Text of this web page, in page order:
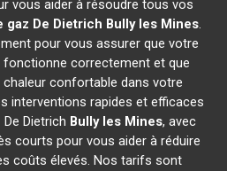
vous aider à résoudre tous vos
gaz De Dietrich Bully les Mines.
pour vous assurer que votre
correctement et que
confortable dans votre
interventions rapides et efficaces
Dietrich Bully les Mines, avec
courts pour vous aider à réduire
coûts élevés. Nos tarifs sont